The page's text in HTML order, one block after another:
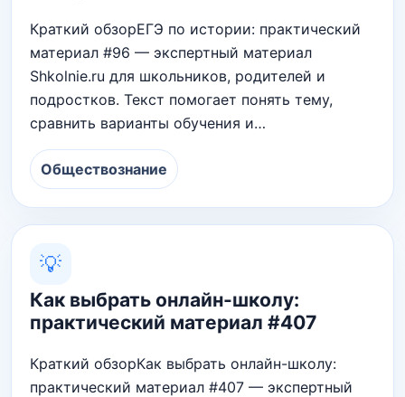
Краткий обзорЕГЭ по истории: практический
материал #96 — экспертный материал
Shkolnie.ru для школьников, родителей и
подростков. Текст помогает понять тему,
сравнить варианты обучения и…
Обществознание
💡
Как выбрать онлайн-школу:
практический материал #407
Краткий обзорКак выбрать онлайн-школу:
практический материал #407 — экспертный